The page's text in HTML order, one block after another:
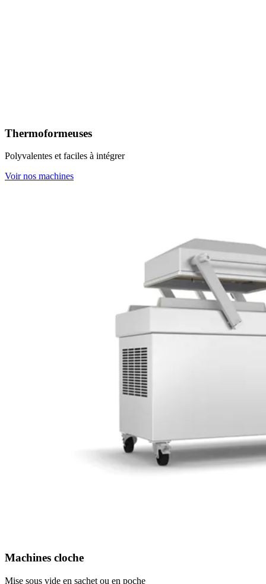
Thermoformeuses
Polyvalentes et faciles à intégrer
Voir nos machines
Machines cloche
Mise sous vide en sachet ou en poche